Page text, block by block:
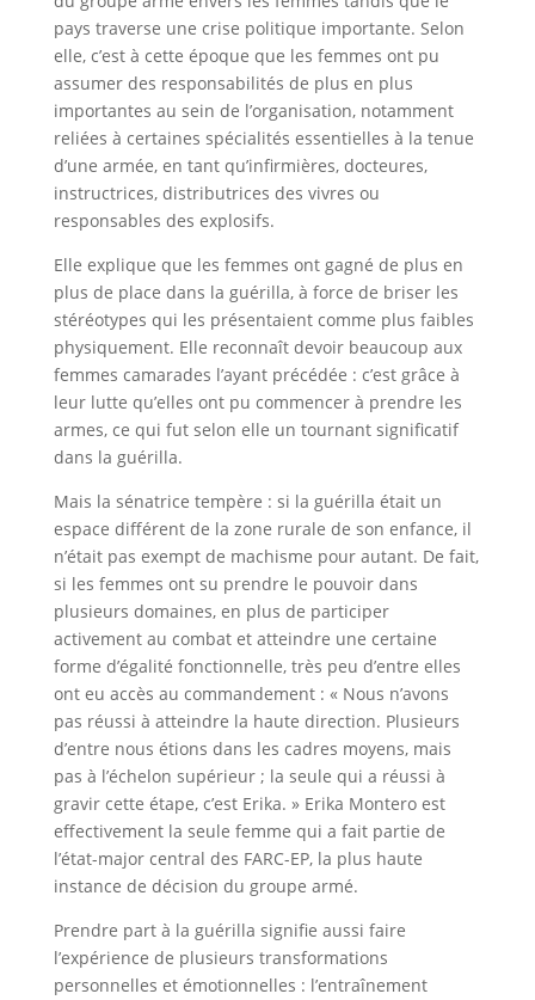
pays traverse une crise politique importante. Selon
elle, c’est à cette époque que les femmes ont pu
assumer des responsabilités de plus en plus
importantes au sein de l’organisation, notamment
reliées à certaines spécialités essentielles à la tenue
d’une armée, en tant qu’infirmières, docteures,
instructrices, distributrices des vivres ou
responsables des explosifs.
Elle explique que les femmes ont gagné de plus en
plus de place dans la guérilla, à force de briser les
stéréotypes qui les présentaient comme plus faibles
physiquement. Elle reconnaît devoir beaucoup aux
femmes camarades l’ayant précédée : c’est grâce à
leur lutte qu’elles ont pu commencer à prendre les
armes, ce qui fut selon elle un tournant significatif
dans la guérilla.
Mais la sénatrice tempère : si la guérilla était un
espace différent de la zone rurale de son enfance, il
n’était pas exempt de machisme pour autant. De fait,
si les femmes ont su prendre le pouvoir dans
plusieurs domaines, en plus de participer
activement au combat et atteindre une certaine
forme d’égalité fonctionnelle, très peu d’entre elles
ont eu accès au commandement : « Nous n’avons
pas réussi à atteindre la haute direction. Plusieurs
d’entre nous étions dans les cadres moyens, mais
pas à l’échelon supérieur ; la seule qui a réussi à
gravir cette étape, c’est Erika. » Erika Montero est
effectivement la seule femme qui a fait partie de
l’état-major central des FARC-EP, la plus haute
instance de décision du groupe armé.
Prendre part à la guérilla signifie aussi faire
l’expérience de plusieurs transformations
personnelles et émotionnelles : l’entraînement